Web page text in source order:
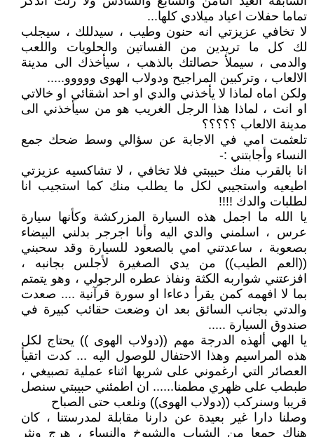
تماما حفلات اعياد ميلادي كلها...
لا تخافي عزيزتي انه حنون وطيب ، سيدللك ، سيجلب
لك كل ما تريدين من الفساتين والحلويات واللعب
والدمى ، سيملأ حصالتك بالذهب ، سيأخذك الى مدينة
الالعاب ، وتركبين المراجيح ودولاب الهوى ووووو.....
ولكن اماه لماذا لا يأخذني والدي او احد اشقائي او خالاتي
او انت ، لماذا هذا الرجل الغريب هو من سيأخذني الى
مدينة الالعاب ؟؟؟؟؟
تلعثمت امي في الاجابة عن سؤالي وسط ضحك جمع
النساء وأجابتني :-
انا بالقرب منك حبيبتي فلا تخافي ، لا تشاكسيه عزيزتي
اطيعيه واستجيبي لكل ما يطلب منك كما استجيب انا
لطلبات والدك !!!!
يا الله ما اجمل هذه السيارة المزركشة وكأنها سيارة
عرس ، اسلمني والدي اليه وأنا اجرجر بدلني البيضاء
بصعوبة ، ساعدتني امي بالصعود للسيارة وقد سحبني
((العم الطيب)) من يدي الصغيرة لأجلس بجانبه ،
افزعتني شواربه الكثة ونفاذ عطره الرجولي ، وهو يتمتم
بما لا افهمه كمن يقرأ دعاءا او سورة قرآنية .... صعدت
والدتي بجانب السائق بعد ان وضعت حقائب كبيرة في
صندوق السيارة .....
يا الهي ألهذه الدرجة مهم ((دولاب الهوى )) يحتاج لكل
هذه المراسيم وهذا الاحتفال للوصول اليه ... كدت اتقيأ
العصائر التي ارغموني على شربها اثناء عملية تصبيغي ،
طبطب على ظهري مطمنا...... ان اطمئني حبيبتي سنصل
قريبا وسنركب ((دولاب الهوى)) ونلعب حتى الصباح
وصلنا دارا غير بعيدة عن دارنا مقابلة لمدرستنا ، كان
هناك جمعا من الشباب والشيوخ والنساء ، هرج ونثر